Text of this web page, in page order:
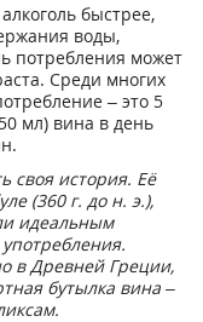
быстрее,
воды,
потребления может
Среди многих
– это 5
мл) вина в день
своя история. Её
(360 г. до н. э.),
идеальным
в Древней Греции,
бутылка вина –